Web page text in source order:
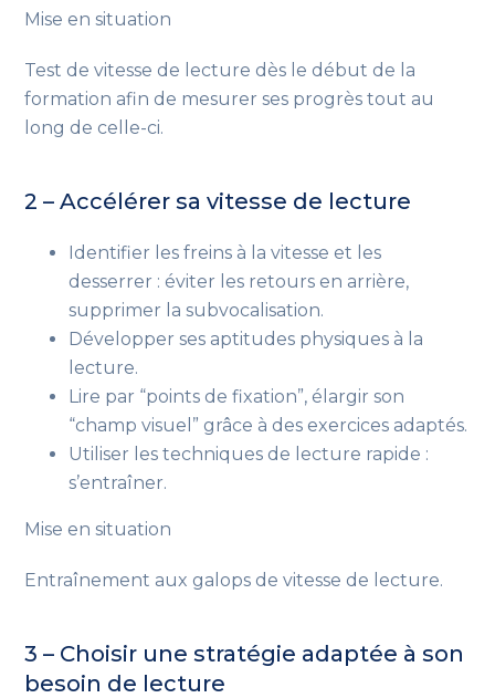
Mise en situation
Test de vitesse de lecture dès le début de la
formation afin de mesurer ses progrès tout au
long de celle-ci.
2 – Accélérer sa vitesse de lecture
Identifier les freins à la vitesse et les
desserrer : éviter les retours en arrière,
supprimer la subvocalisation.
Développer ses aptitudes physiques à la
lecture.
Lire par “points de fixation”, élargir son
“champ visuel” grâce à des exercices adaptés.
Utiliser les techniques de lecture rapide :
s’entraîner.
Mise en situation
Entraînement aux galops de vitesse de lecture.
3 – Choisir une stratégie adaptée à son
besoin de lecture